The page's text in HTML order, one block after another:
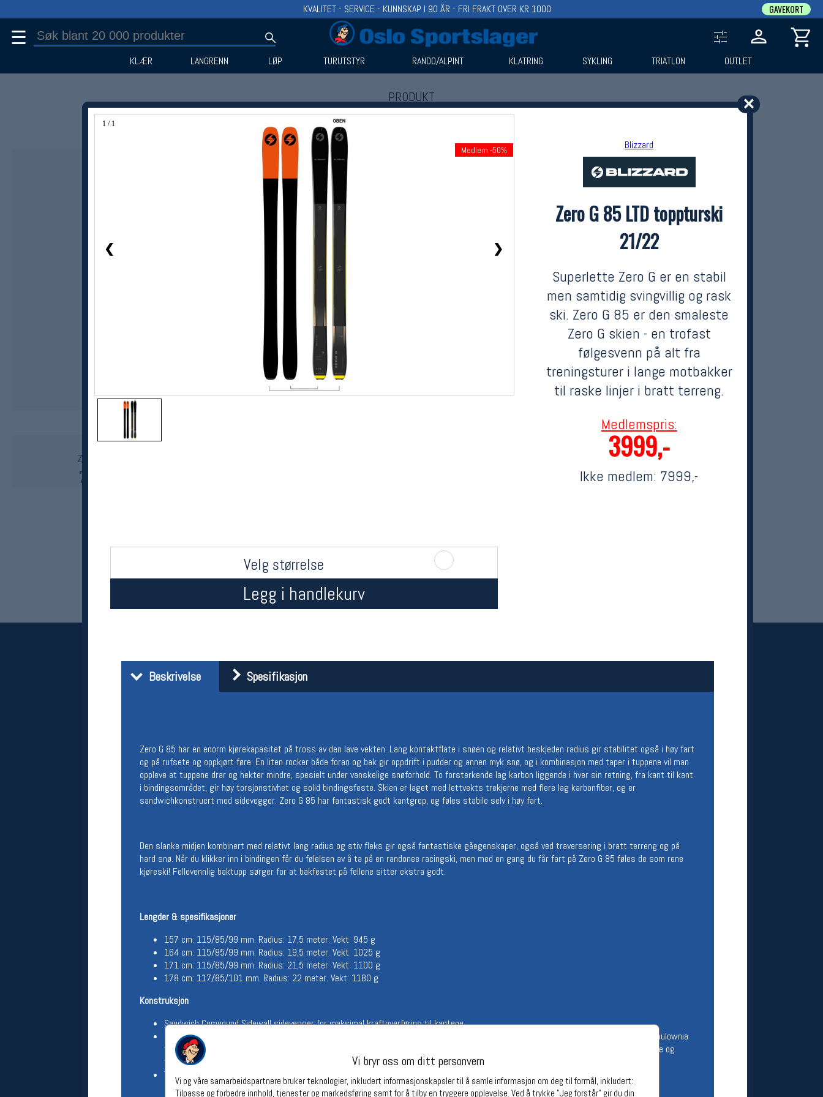
✕
1 / 1
❮ ❯
Medlem -50% Blizzard
Zero G 85 LTD toppturski
21/22
Superlette Zero G er en stabil
men samtidig svingvillig og rask
ski. Zero G 85 er den smaleste
Zero G skien - en trofast
følgesvenn på alt fra
treningsturer i lange motbakker
til raske linjer i bratt terreng.
Medlemspris:
3999,-
Ikke medlem: 7999,-
Velg størrelse
Legg i handlekurv
Beskrivelse Spesifikasjon
Zero G 85 har en enorm kjørekapasitet på tross av den lave vekten. Lang kontaktflate i snøen og relativt beskjeden radius gir stabilitet også i høy fart
og på rufsete og oppkjørt føre. En liten rocker både foran og bak gir oppdrift i pudder og annen myk snø, og i kombinasjon med taper i tuppene vil man
oppleve at tuppene drar og hekter mindre, spesielt under vanskelige snøforhold. To forsterkende lag karbon liggende i hver sin retning, fra kant til kant
i bindingsområdet, gir høy torsjonstivhet og solid bindingsfeste. Skien er laget med lettvekts trekjerne med flere lag karbonfiber, og er
sandwichkonstruert med sidevegger. Zero G 85 har fantastisk godt kantgrep, og føles stabile selv i høy fart.
Den slanke midjen kombinert med relativt lang radius og stiv fleks gir også fantastiske gåegenskaper, også ved traversering i bratt terreng og på
hard snø. Når du klikker inn i bindingen får du følelsen av å ta på en randonee racingski, men med en gang du får fart på Zero G 85 føles de som rene
kjøreski! Fellevennlig baktupp sørger for at bakfestet på fellene sitter ekstra godt.
Lengder & spesifikasjoner
157 cm: 115/85/99 mm. Radius: 17,5 meter. Vekt: 945 g
164 cm: 115/85/99 mm. Radius: 19,5 meter. Vekt: 1025 g
171 cm: 115/85/99 mm. Radius: 21,5 meter. Vekt: 1100 g
178 cm: 117/85/101 mm. Radius: 22 meter. Vekt: 1180 g
Konstruksjon
Sandwich Compound Sidewall sidevegger for maksimal kraftoverføring til kantene
Carbon Drive Technology 2.0 karbon ramme med 3D geometri (flere lag karbon liggende i ulike retninger) kombinert med en superlett Paulownia
trekjerne: gir lettvekt samt torsjon- og lengdestivhet og dermed en stabil ski med godt kantgrep for optimal kontroll på varierende føre og
terreng i fjellet
Tip-Tail Rocker, vanlig spenn
Vi bryr oss om ditt personvern
Vi og våre samarbeidspartnere bruker teknologier, inkludert informasjonskapsler til å samle informasjon om deg til formål, inkludert:
Tilpasse og forbedre innhold, tjenester og markedsføring samt for å tilby en tryggere opplevelse. Ved å trykke "Jeg forstår" gir du din
KVALITET - SERVICE - KUNNSKAP I 90 ÅR - FRI FRAKT OVER KR 1000 GAVEKORT
☰
KLÆR LANGRENN LØP TURUTSTYR RANDO/ALPINT KLATRING SYKLING TRIATLON OUTLET
PRODUKT
Produkter (1)
Medlem -50%
Blizzard
Zero G 85 LTD toppturski 21/22
7999,-
Her finner du oss
Telefon: 23 32 62 00
(telefontid man-fredag klokken 10-13)
Vis i kart
Om oss
Kontakt oss
Åpningstider butikk Team Oslo Sportslager
Åpningstider verkstedet
Man-Fredag:
11-18
Lørdag:
11-16
Om verkstedet
nederste blå linjen
Betingelser
Salgsbetingelser
Personsvernerklæring
Informasjonskapsler
Ledige stillinger
Ledige stillinger
Følg oss på Partnere